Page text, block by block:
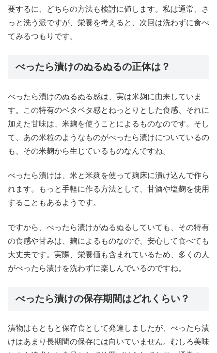
要するに、どちらの方法も検討に値します。私は通常、さ
っと洗う派ですが、栄養を考えると、次回は洗わずに食べ
てみるつもりです。
べったら漬けのぬるぬるの正体は？
べったら漬けのぬるぬる感は、実は米麹に由来していま
す。この特有のベタベタ感とねっとりとした食感、それに
加えた甘味は、米麹を使うことによるものなのです。そし
て、あの米粒のようなものがべったら漬けについているの
も、その米麹から生じているものなんですね。
べったら漬けは、米と米麹を使って麹床に漬け込んで作ら
れます。もっと手軽に作る方法として、甘酒や塩麹を使用
することもあるようです。
ですから、べったら漬けがぬるぬるしていても、その特有
の食感や甘みは、麹によるものなので、安心して食べても
大丈夫です。実際、栄養価も含まれているため、多くの人
がべったら漬けを洗わずに楽しんでいるのですね。
べったら漬けの保存期間はどれくらい？
漬物はもともと保存食として発達しましたが、べったら漬
けはあまり長期間の保存には向いていません。むしろ美味